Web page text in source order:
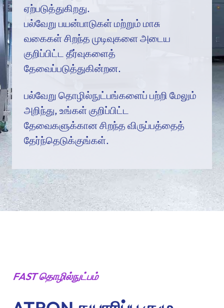
ஏற்படுத்துகிறது.
பல்வேறு பயன்பாடுகள் மற்றும் மாசு
வகைகள் சிறந்த முடிவுகளை அடைய
குறிப்பிட்ட தீர்வுகளைத்
தேவைப்படுத்துகின்றன.
பல்வேறு தொழில்நுட்பங்களைப் பற்றி மேலும்
அறிந்து, உங்கள் குறிப்பிட்ட
தேவைகளுக்கான சிறந்த விருப்பத்தைத்
தேர்ந்தெடுக்குங்கள்.
FAST தொழில்நுட்பம்